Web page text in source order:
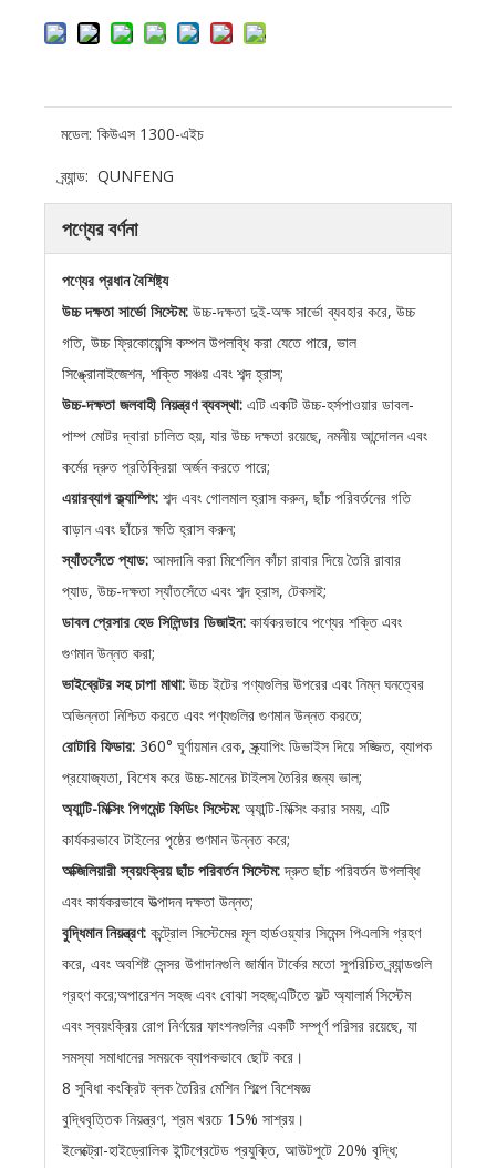
মডেল: কিউএস 1300-এইচ
ব্র্যান্ড: QUNFENG
পণ্যের বর্ণনা
পণ্যের প্রধান বৈশিষ্ট্য
উচ্চ দক্ষতা সার্ভো সিস্টেম: উচ্চ-দক্ষতা দুই-অক্ষ সার্ভো ব্যবহার করে, উচ্চ
গতি, উচ্চ ফ্রিকোয়েন্সি কম্পন উপলব্ধি করা যেতে পারে, ভাল
সিঙ্ক্রোনাইজেশন, শক্তি সঞ্চয় এবং শব্দ হ্রাস;
উচ্চ-দক্ষতা জলবাহী নিয়ন্ত্রণ ব্যবস্থা: এটি একটি উচ্চ-হর্সপাওয়ার ডাবল-
পাম্প মোটর দ্বারা চালিত হয়, যার উচ্চ দক্ষতা রয়েছে, নমনীয় আন্দোলন এবং
কর্মের দ্রুত প্রতিক্রিয়া অর্জন করতে পারে;
এয়ারব্যাগ ক্ল্যাম্পিং: শব্দ এবং গোলমাল হ্রাস করুন, ছাঁচ পরিবর্তনের গতি
বাড়ান এবং ছাঁচের ক্ষতি হ্রাস করুন;
স্যাঁতসেঁতে প্যাড: আমদানি করা মিশেলিন কাঁচা রাবার দিয়ে তৈরি রাবার
প্যাড, উচ্চ-দক্ষতা স্যাঁতসেঁতে এবং শব্দ হ্রাস, টেকসই;
ডাবল প্রেসার হেড সিলিন্ডার ডিজাইন: কার্যকরভাবে পণ্যের শক্তি এবং
গুণমান উন্নত করা;
ভাইব্রেটর সহ চাপা মাথা: উচ্চ ইটের পণ্যগুলির উপরের এবং নিম্ন ঘনত্বের
অভিন্নতা নিশ্চিত করতে এবং পণ্যগুলির গুণমান উন্নত করতে;
রোটারি ফিডার: 360° ঘূর্ণায়মান রেক, স্ক্র্যাপিং ডিভাইস দিয়ে সজ্জিত, ব্যাপক
প্রযোজ্যতা, বিশেষ করে উচ্চ-মানের টাইলস তৈরির জন্য ভাল;
অ্যান্টি-মিক্সিং পিগমেন্ট ফিডিং সিস্টেম: অ্যান্টি-মিক্সিং করার সময়, এটি
কার্যকরভাবে টাইলের পৃষ্ঠের গুণমান উন্নত করে;
অক্জিলিয়ারী স্বয়ংক্রিয় ছাঁচ পরিবর্তন সিস্টেম:দ্রুত ছাঁচ পরিবর্তন উপলব্ধি
এবং কার্যকরভাবে উত্পাদন দক্ষতা উন্নত;
বুদ্ধিমান নিয়ন্ত্রণ: কন্ট্রোল সিস্টেমের মূল হার্ডওয়্যার সিমেন্স পিএলসি গ্রহণ
করে, এবং অবশিষ্ট সেন্সর উপাদানগুলি জার্মান টার্কের মতো সুপরিচিত ব্র্যান্ডগুলি
গ্রহণ করে;অপারেশন সহজ এবং বোঝা সহজ;এটিতে ফল্ট অ্যালার্ম সিস্টেম
এবং স্বয়ংক্রিয় রোগ নির্ণয়ের ফাংশনগুলির একটি সম্পূর্ণ পরিসর রয়েছে, যা
সমস্যা সমাধানের সময়কে ব্যাপকভাবে ছোট করে।
8 সুবিধা কংক্রিট ব্লক তৈরির মেশিন শিল্পে বিশেষজ্ঞ
বুদ্ধিবৃত্তিক নিয়ন্ত্রণ, শ্রম খরচে 15% সাশ্রয়।
ইলেক্ট্রো-হাইড্রোলিক ইন্টিগ্রেটেড প্রযুক্তি, আউটপুটে 20% বৃদ্ধি;